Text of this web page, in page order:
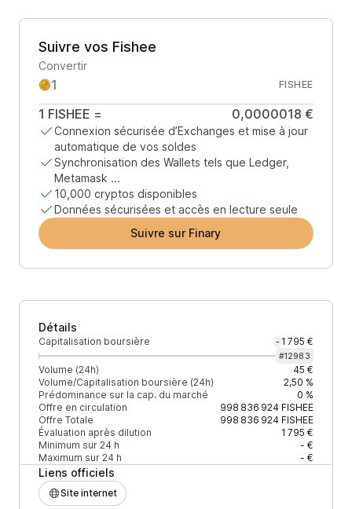
Suivre vos Fishee
Convertir
FISHEE
1 FISHEE = 0,0000018 €
Connexion sécurisée d’Exchanges et mise à jour
automatique de vos soldes
Synchronisation des Wallets tels que Ledger,
Metamask ...
10,000 cryptos disponibles
Données sécurisées et accès en lecture seule
Suivre sur Finary
Détails
Capitalisation boursière - 1 795 €
#12983
Volume (24h)
45 €
Volume/Capitalisation boursière (24h)
2,50 %
Prédominance sur la cap. du marché
0 %
Offre en circulation
998 836 924FISHEE
Offre Totale
998 836 924FISHEE
Évaluation après dilution
1 795 €
Minimum sur 24 h
- €
Maximum sur 24 h
- €
Liens officiels
Site internet